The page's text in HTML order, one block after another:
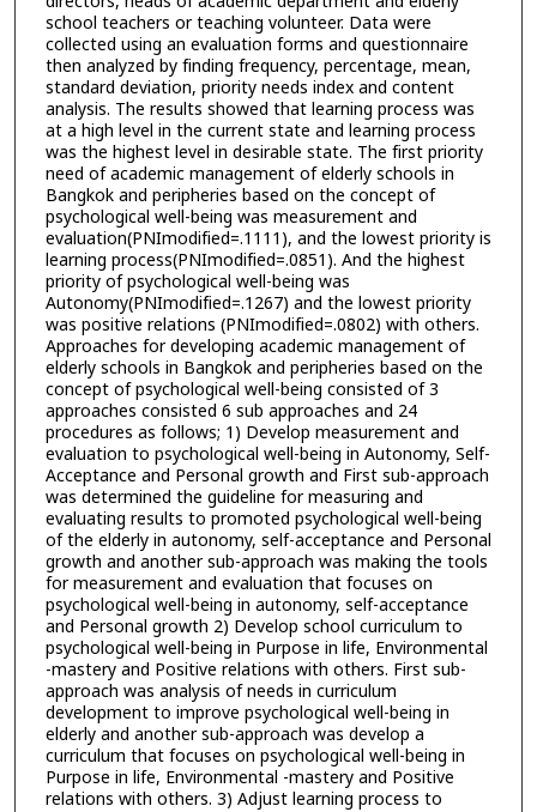
school teachers or teaching volunteer. Data were
collected using an evaluation forms and questionnaire
then analyzed by finding frequency, percentage, mean,
standard deviation, priority needs index and content
analysis. The results showed that learning process was
at a high level in the current state and learning process
was the highest level in desirable state. The first priority
need of academic management of elderly schools in
Bangkok and peripheries based on the concept of
psychological well-being was measurement and
evaluation(PNImodified=.1111), and the lowest priority is
learning process(PNImodified=.0851). And the highest
priority of psychological well-being was
Autonomy(PNImodified=.1267) and the lowest priority
was positive relations (PNImodified=.0802) with others.
Approaches for developing academic management of
elderly schools in Bangkok and peripheries based on the
concept of psychological well-being consisted of 3
approaches consisted 6 sub approaches and 24
procedures as follows; 1) Develop measurement and
evaluation to psychological well-being in Autonomy, Self-
Acceptance and Personal growth and First sub-approach
was determined the guideline for measuring and
evaluating results to promoted psychological well-being
of the elderly in autonomy, self-acceptance and Personal
growth and another sub-approach was making the tools
for measurement and evaluation that focuses on
psychological well-being in autonomy, self-acceptance
and Personal growth 2) Develop school curriculum to
psychological well-being in Purpose in life, Environmental
-mastery and Positive relations with others. First sub-
approach was analysis of needs in curriculum
development to improve psychological well-being in
elderly and another sub-approach was develop a
curriculum that focuses on psychological well-being in
Purpose in life, Environmental -mastery and Positive
relations with others. 3) Adjust learning process to